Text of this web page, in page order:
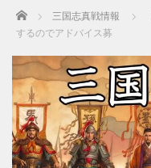
Home 三国志真戦情報
するのでアドバイス募